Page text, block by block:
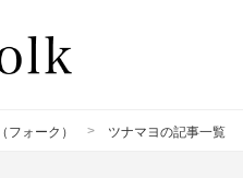
フォーク） > ツナマヨの記事一覧